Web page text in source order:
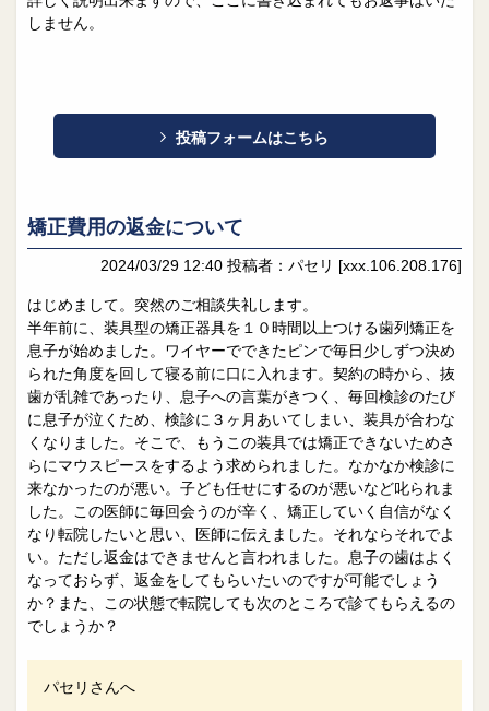
しません。
投稿フォームはこちら
矯正費用の返金について
2024/03/29 12:40 投稿者：パセリ [xxx.106.208.176]
はじめまして。突然のご相談失礼します。
半年前に、装具型の矯正器具を１０時間以上つける歯列矯正を
息子が始めました。ワイヤーでできたピンで毎日少しずつ決め
られた角度を回して寝る前に口に入れます。契約の時から、抜
歯が乱雑であったり、息子への言葉がきつく、毎回検診のたび
に息子が泣くため、検診に３ヶ月あいてしまい、装具が合わな
くなりました。そこで、もうこの装具では矯正できないためさ
らにマウスピースをするよう求められました。なかなか検診に
来なかったのが悪い。子ども任せにするのが悪いなど叱られま
した。この医師に毎回会うのが辛く、矯正していく自信がなく
なり転院したいと思い、医師に伝えました。それならそれでよ
い。ただし返金はできませんと言われました。息子の歯はよく
なっておらず、返金をしてもらいたいのですが可能でしょう
か？また、この状態で転院しても次のところで診てもらえるの
でしょうか？
パセリさんへ